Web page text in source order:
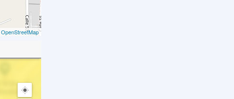
OpenStreetMap